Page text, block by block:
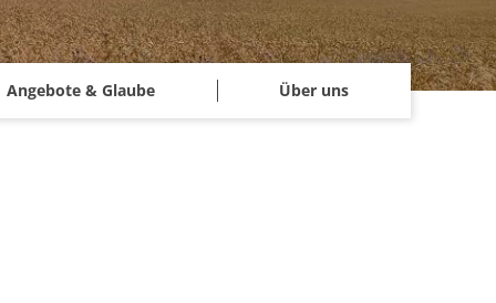
Angebote & Glaube Über uns